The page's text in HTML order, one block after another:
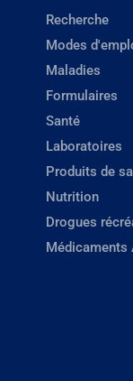
Recherche
Modes
Maladies
Formulaires
Santé
Laboratoires
Produits de
Nutrition
Drogues
Médicaments